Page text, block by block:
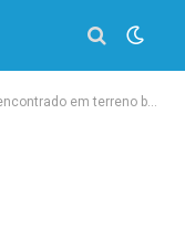
baldio coberto por lixo e entulhos